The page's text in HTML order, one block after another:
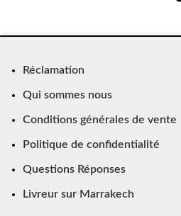
Réclamation
Qui sommes nous
Conditions générales de vente
Politique de confidentialité
Questions Réponses
Livreur sur Marrakech